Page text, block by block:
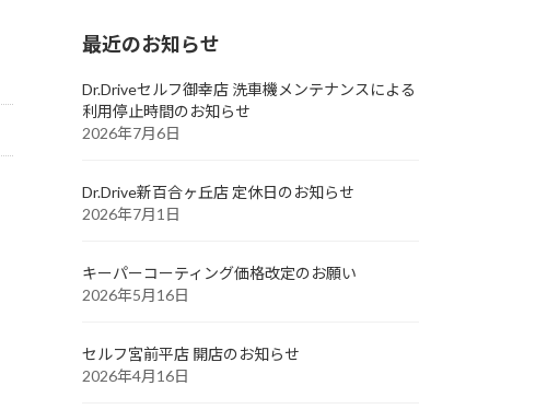
最近のお知らせ
Dr.Driveセルフ御幸店 洗車機メンテナンスによる
利用停止時間のお知らせ
2026年7月6日
Dr.Drive新百合ヶ丘店 定休日のお知らせ
2026年7月1日
キーパーコーティング価格改定のお願い
2026年5月16日
セルフ宮前平店 開店のお知らせ
2026年4月16日